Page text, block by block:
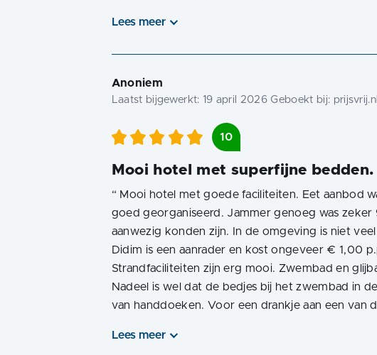
Lees meer
Anoniem
Laatst bijgewerkt: 19 april 2026 Geboekt bij: prijsvrij.nl
10
Mooi hotel met superfijne bedden.
“ Mooi hotel met goede faciliteiten. Eet aanbod
goed georganiseerd. Jammer genoeg was
aanwezig konden zijn. In de omgeving is niet
Didim is een aanrader en kost ongeveer € 1,00
Strandfaciliteiten zijn erg mooi. Zwembad en
Nadeel is wel dat de bedjes bij het zwembad in
van handdoeken. Voor een drankje aan een van
Lees meer